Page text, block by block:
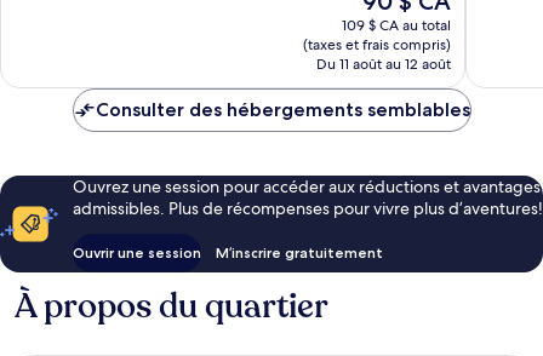
prix
est
de
90 $ CA
109 $ CA au total
(taxes et frais compris)
Du 11 août au 12 août
Consulter des hébergements semblables
Ouvrez une session pour accéder aux réductions et avantages
admissibles. Plus de récompenses pour vivre plus d’aventures!
Ouvrir une session M’inscrire gratuitement
À propos du quartier